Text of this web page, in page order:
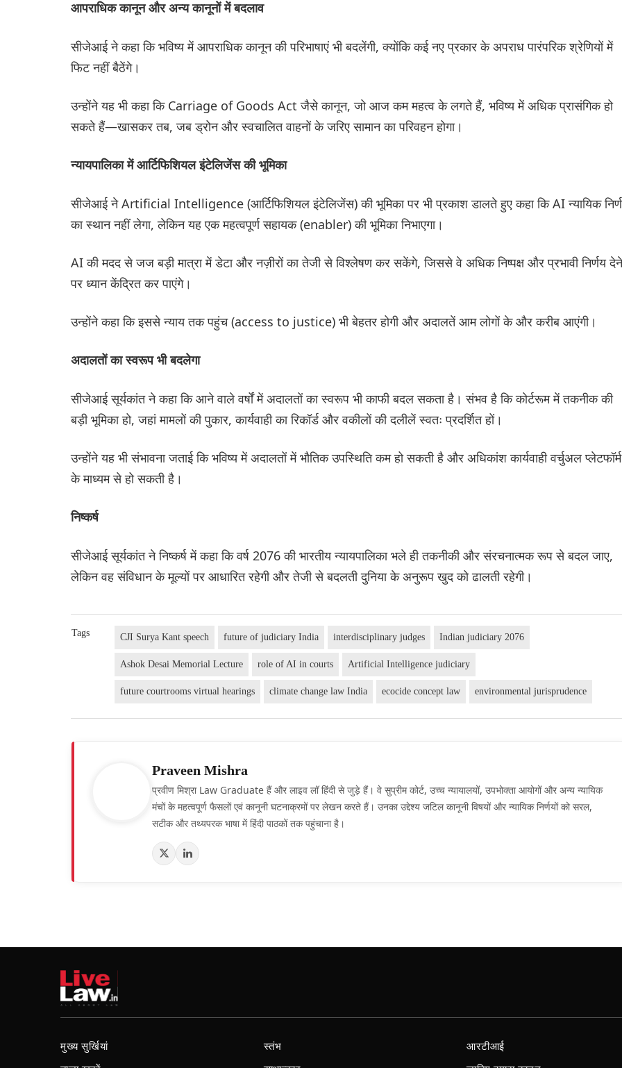
आपराधिक कानून और अन्य कानूनों में बदलाव
सीजेआई ने कहा कि भविष्य में आपराधिक कानून की परिभाषाएं भी बदलेंगी, क्योंकि कई नए प्रकार के अपराध पारंपरिक श्रेणियों में
फिट नहीं बैठेंगे।
उन्होंने यह भी कहा कि Carriage of Goods Act जैसे कानून, जो आज कम महत्व के लगते हैं, भविष्य में अधिक प्रासंगिक हो
सकते हैं—खासकर तब, जब ड्रोन और स्वचालित वाहनों के जरिए सामान का परिवहन होगा।
न्यायपालिका में आर्टिफिशियल इंटेलिजेंस की भूमिका
सीजेआई ने Artificial Intelligence (आर्टिफिशियल इंटेलिजेंस) की भूमिका पर भी प्रकाश डालते हुए कहा कि AI न्यायिक
का स्थान नहीं लेगा, लेकिन यह एक महत्वपूर्ण सहायक (enabler) की भूमिका निभाएगा।
AI की मदद से जज बड़ी मात्रा में डेटा और नज़ीरों का तेजी से विश्लेषण कर सकेंगे, जिससे वे अधिक निष्पक्ष और प्रभावी निर्णय देने
पर ध्यान केंद्रित कर पाएंगे।
उन्होंने कहा कि इससे न्याय तक पहुंच (access to justice) भी बेहतर होगी और अदालतें आम लोगों के और करीब आएंगी।
अदालतों का स्वरूप भी बदलेगा
सीजेआई सूर्यकांत ने कहा कि आने वाले वर्षों में अदालतों का स्वरूप भी काफी बदल सकता है। संभव है कि कोर्टरूम में तकनीक की
बड़ी भूमिका हो, जहां मामलों की पुकार, कार्यवाही का रिकॉर्ड और वकीलों की दलीलें स्वतः प्रदर्शित हों।
उन्होंने यह भी संभावना जताई कि भविष्य में अदालतों में भौतिक उपस्थिति कम हो सकती है और अधिकांश कार्यवाही वर्चुअल प्लेटफॉर्म
के माध्यम से हो सकती है।
निष्कर्ष
सीजेआई सूर्यकांत ने निष्कर्ष में कहा कि वर्ष 2076 की भारतीय न्यायपालिका भले ही तकनीकी और संरचनात्मक रूप से बदल जाए,
लेकिन वह संविधान के मूल्यों पर आधारित रहेगी और तेजी से बदलती दुनिया के अनुरूप खुद को ढालती रहेगी।
Tags CJI Surya Kant speech future of judiciary India interdisciplinary judges Indian judiciary 2076
Ashok Desai Memorial Lecture role of AI in courts Artificial Intelligence judiciary
future courtrooms virtual hearings climate change law India ecocide concept law environmental jurisprudence
Praveen Mishra
प्रवीण मिश्रा Law Graduate हैं और लाइव लॉ हिंदी से जुड़े हैं। वे सुप्रीम कोर्ट, उच्च न्यायालयों, उपभोक्ता आयोगों और अन्य न्यायिक
मंचों के महत्वपूर्ण फैसलों एवं कानूनी घटनाक्रमों पर लेखन करते हैं। उनका उद्देश्य जटिल कानूनी विषयों और न्यायिक निर्णयों को सरल,
सटीक और तथ्यपरक भाषा में हिंदी पाठकों तक पहुंचाना है।
मुख्य सुर्खियां स्तंभ आरटीआई